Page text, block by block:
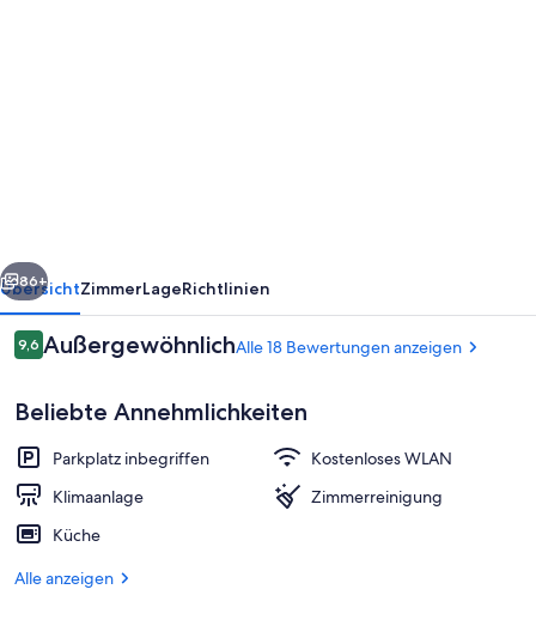
Weiter
86+
ÜbersichtZimmerLageRichtlinien
Bewertungen
9,69,6 von 10.
AußergewöhnlichAlle 18 Bewertungen anzeigen
Beliebte Annehmlichkeiten
Parkplatz inbegriffen
Kostenloses WLAN
Klimaanlage
Zimmerreinigung
Küche
Alle anzeigen